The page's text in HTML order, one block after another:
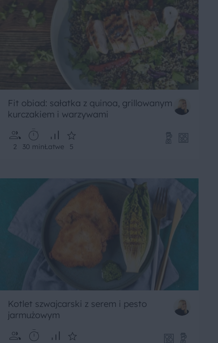
Fit obiad: sałatka z quinoa, grillowanym
kurczakiem i warzywami
2 30 minŁatwe 5
Kotlet szwajcarski z serem i pesto
jarmużowym